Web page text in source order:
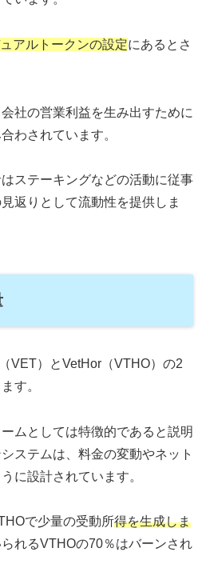
アルトークンの設定にあるとさ
社の営業利益を生み出すために
わされています。
ステーキングなどの活動に従事
返りとして流動性を提供しま
VET）とVetHor（VTHO）の2
す。
ムとしては特徴的であると説明
ステムは、料金の変動やネット
に設計されています。
で少量の受動所得を生成しま
れるVTHOの70％はバーンされ